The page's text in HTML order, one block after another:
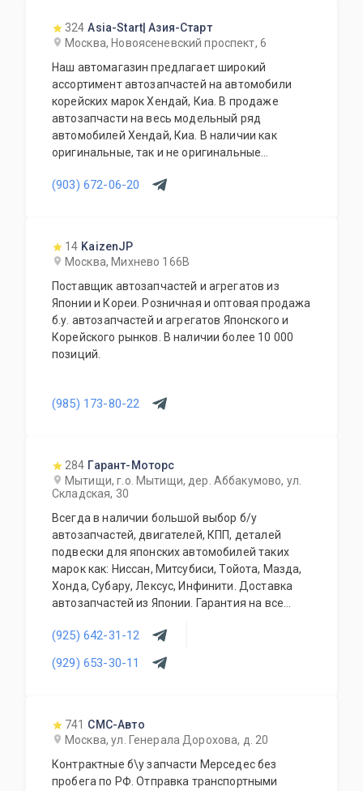
324 Asia-Start| Азия-Старт
Москва, Новоясеневский проспект, 6
Наш автомагазин предлагает широкий
ассортимент автозапчастей на автомобили
корейских марок Хендай, Киа. В продаже
автозапчасти на весь модельный ряд
автомобилей Хендай, Киа. В наличии как
оригинальные, так и не оригинальные
заказ. Гарантия качества на всю продукцию.
(903) 672-06-20
14 KaizenJP
Москва, Михнево 166В
Поставщик автозапчастей и агрегатов из
Японии и Кореи. Розничная и оптовая продажа
б.у. автозапчастей и агрегатов Японского и
Корейского рынков. В наличии более 10 000
позиций.
(985) 173-80-22
284 Гарант-Моторс
Мытищи, г.о. Мытищи, дер. Аббакумово, ул.
Складская, 30
Всегда в наличии большой выбор б/у
автозапчастей, двигателей, КПП, деталей
подвески для японских автомобилей таких
марок как: Ниссан, Митсубиси, Тойота, Мазда,
Хонда, Субару, Лексус, Инфинити. Доставка
автозапчастей из Японии. Гарантия на все
(925) 642-31-12
(929) 653-30-11
741 СМС-Авто
Москва, ул. Генерала Дорохова, д. 20
Контрактные б\у запчасти Мерседес без
пробега по РФ. Отправка транспортными